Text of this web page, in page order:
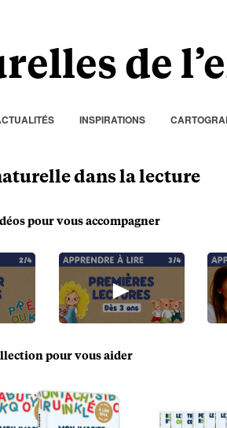
de
INSPIRATIONS
dans la lecture
pour vous accompagner
►
pour vous aider